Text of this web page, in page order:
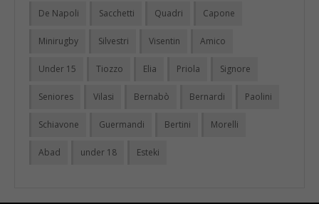
De Napoli Sacchetti Quadri Capone
Minirugby Silvestri Visentin Amico
Under 15 Tiozzo Elia Priola Signore
Seniores Vilasi Bernabò Bernardi Paolini
Schiavone Guermandi Bertini Morelli
Abad under 18 Esteki